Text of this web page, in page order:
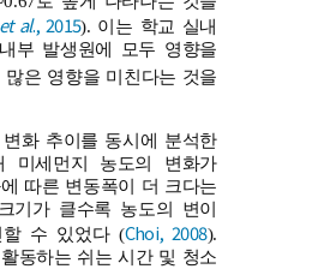
et al., 2015). 이는 학교 실내
부 발생원에 모두 영향을
은 영향을 미친다는 것을
화 추이를 동시에 분석한
미세먼지 농도의 변화가
따른 변동폭이 더 크다는
기가 클수록 농도의 변이
수 있었다 (Choi, 2008).
동하는 쉬는 시간 및 청소